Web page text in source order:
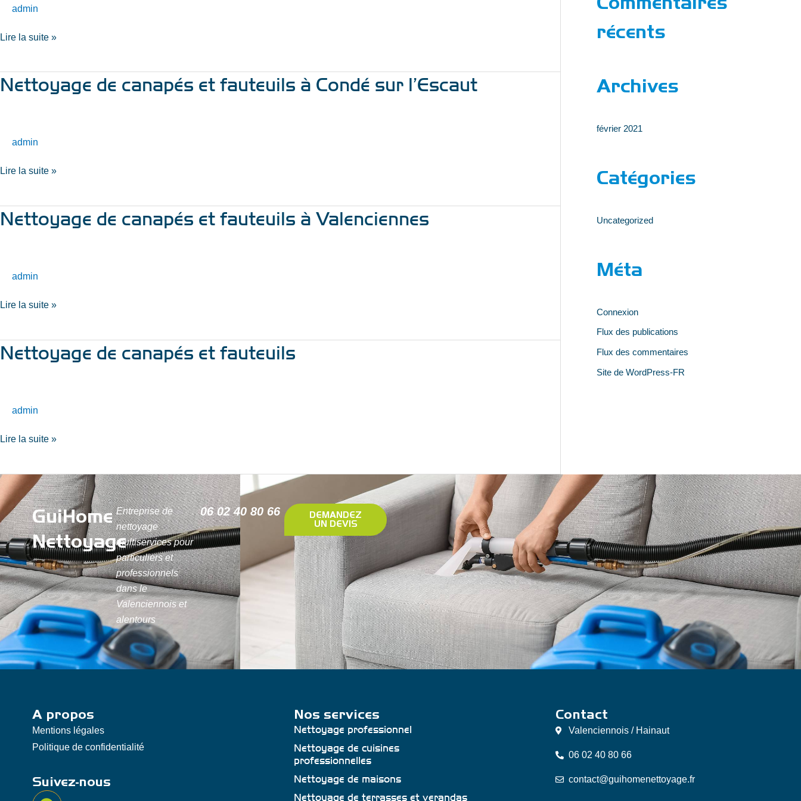
admin
fauteuils
Saint
les
Eaux
Lire la suite »
Nettoyage de canapés et fauteuils à Condé sur l’Escaut
admin
Nettoyage
de
fauteuils
Condé
Lire la suite »
Nettoyage de canapés et fauteuils à Valenciennes
admin
Nettoyage
de
fauteuils
Valenciennes
Lire la suite »
Nettoyage de canapés et fauteuils
admin
Nettoyage
de
fauteuils
Lire la suite »
récents
Archives
février 2021
Catégories
Uncategorized
Méta
Connexion
Flux des publications
Flux des commentaires
Site de WordPress-FR
GuiHome
Nettoyage
Entreprise de
nettoyage
multiservices pour
particuliers et
professionnels
dans le
Valenciennois et
alentours
06 02 40 80 66
DEMANDEZ
UN DEVIS
A propos
Mentions légales
Politique de confidentialité
Suivez-nous
F
Nos services
Nettoyage professionnel
Nettoyage de cuisines
professionnelles
Nettoyage de maisons
Nettoyage de terrasses et verandas
Contact
Valenciennois / Hainaut
06 02 40 80 66
contact@guihomenettoyage.fr